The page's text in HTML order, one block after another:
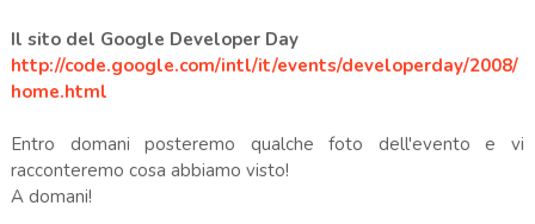
Il sito del Google Developer Day
http://code.google.com/intl/it/events/developerday/2008/
home.html
Entro domani posteremo qualche foto dell'evento e vi
racconteremo cosa abbiamo visto!
A domani!